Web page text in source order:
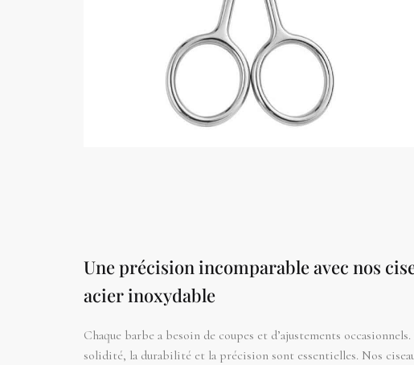
Une précision incomparable avec nos
acier inoxydable
Chaque barbe a besoin de coupes et d’ajustements
solidité, la durabilité et la précision sont essentielles. Nos